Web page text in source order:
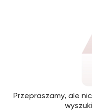
Przepraszamy, ale